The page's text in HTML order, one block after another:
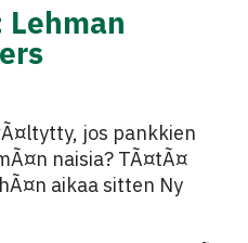
jos pankkien
naisia? TÃ¤tÃ¤
aikaa sitten Ny